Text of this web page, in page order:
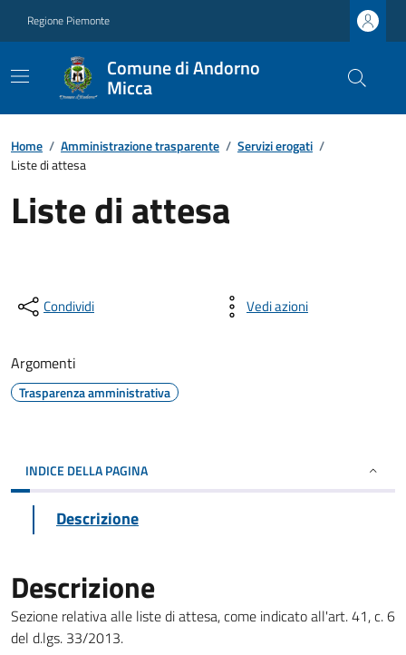
Regione Piemonte
Comune di Andorno
Micca
Home / Amministrazione trasparente / Servizi erogati /
Liste di attesa
Liste di attesa
Condividi Vedi azioni
Argomenti
Trasparenza amministrativa
INDICE DELLA PAGINA
Descrizione
Descrizione
Sezione relativa alle liste di attesa, come indicato all'art. 41, c. 6
del d.lgs. 33/2013.